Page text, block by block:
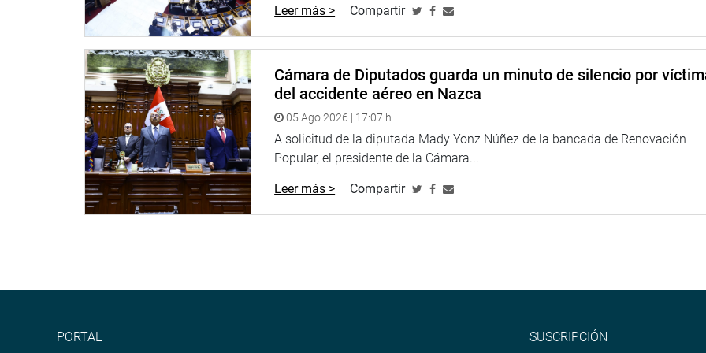
Leer más > Compartir
Cámara de Diputados guarda un minuto de silencio por
del accidente aéreo en Nazca
05 Ago 2026 | 17:07 h
A solicitud de la diputada Mady Yonz Núñez de la bancada de Renovación
Popular, el presidente de la Cámara...
Leer más > Compartir
PORTAL SUSCRIPCIÓN